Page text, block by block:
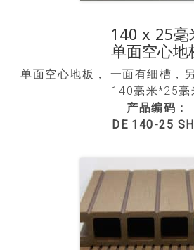
140 x 25毫
单面空心地
单面空心地板， 一面有细槽，
140毫米*25毫
产品编码：
DE 140-25